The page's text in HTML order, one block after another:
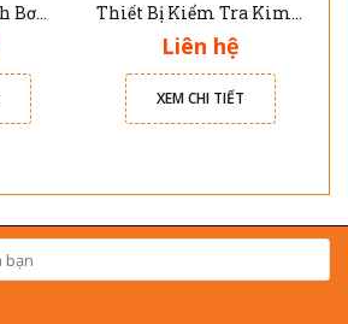
Thiết Bị Cân Chỉnh Bơm Cao Áp 8 Xy Lanh DNB-103W Thiết Bị Kiểm Tra Kim Phun Common Rail Diesel CRDI-100
Liên hệ
XEM CHI TIẾT